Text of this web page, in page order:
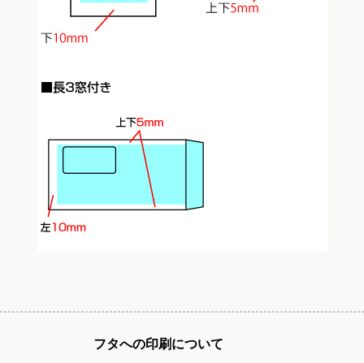
フタへの印刷について